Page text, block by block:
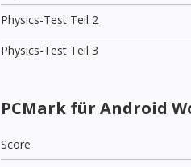
Physics-Test Teil 2
Physics-Test Teil 3
PCMark für Android
Score